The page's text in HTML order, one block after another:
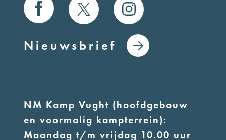
Nieuwsbrief
NM Kamp Vught (hoofdgebouw
en voormalig kampterrein):
Maandag t/m vrijdag 10.00 uur